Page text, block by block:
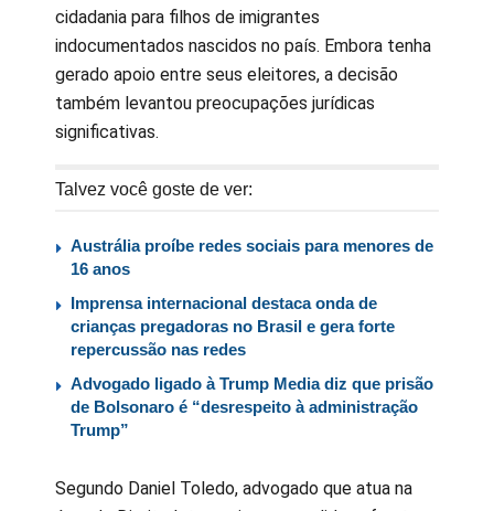
cidadania para filhos de imigrantes
indocumentados nascidos no país. Embora tenha
gerado apoio entre seus eleitores, a decisão
também levantou preocupações jurídicas
significativas.
Talvez você goste de ver:
Austrália proíbe redes sociais para menores de
16 anos
Imprensa internacional destaca onda de
crianças pregadoras no Brasil e gera forte
repercussão nas redes
Advogado ligado à Trump Media diz que prisão
de Bolsonaro é “desrespeito à administração
Trump”
Segundo Daniel Toledo, advogado que atua na